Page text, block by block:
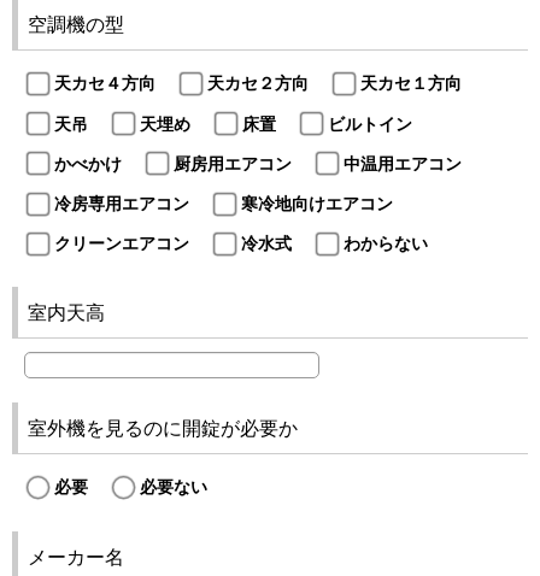
空調機の型
天カセ４方向 天カセ２方向
天カセ１方向
天吊
天埋め 床置
ビルトイン
かべかけ
厨房用エアコン
中温用エアコン
冷房専用エアコン
寒冷地向けエアコン
クリーンエアコン
冷水式 わからない
室内天高
室外機を見るのに開錠が必要か
必要 必要ない
メーカー名